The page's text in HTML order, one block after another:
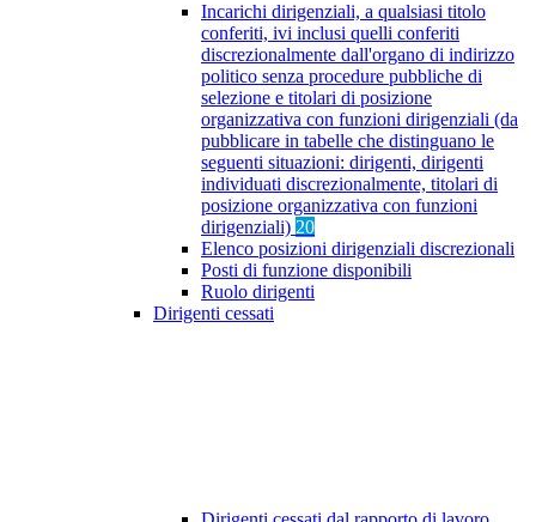
Incarichi dirigenziali, a qualsiasi titolo
conferiti, ivi inclusi quelli conferiti
discrezionalmente dall'organo di indirizzo
politico senza procedure pubbliche di
selezione e titolari di posizione
organizzativa con funzioni dirigenziali (da
pubblicare in tabelle che distinguano le
seguenti situazioni: dirigenti, dirigenti
individuati discrezionalmente, titolari di
posizione organizzativa con funzioni
dirigenziali) 20
Elenco posizioni dirigenziali discrezionali
Posti di funzione disponibili
Ruolo dirigenti
Dirigenti cessati